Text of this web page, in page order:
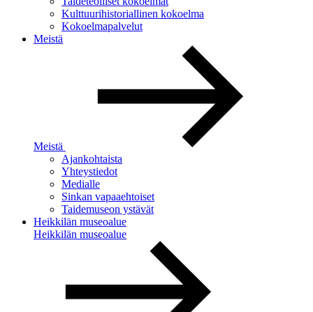
Kulttuurihistoriallinen kokoelma
Kokoelmapalvelut
Meistä
Meistä
Ajankohtaista
Yhteystiedot
Medialle
Sinkan vapaaehtoiset
Taidemuseon ystävät
Heikkilän museoalue
Heikkilän museoalue